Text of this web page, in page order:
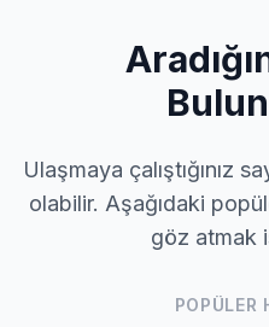
Ulaşmaya çalıştığınız
olabilir. Aşağıdaki
göz atmak
POPÜLER